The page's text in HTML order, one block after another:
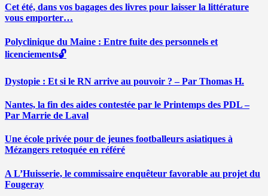
Cet été, dans vos bagages des livres pour laisser la littérature
vous emporter…
Polyclinique du Maine : Entre fuite des personnels et
licenciements🔓
Dystopie : Et si le RN arrive au pouvoir ? – Par Thomas H.
Nantes, la fin des aides contestée par le Printemps des PDL –
Par Marrie de Laval
Une école privée pour de jeunes footballeurs asiatiques à
Mézangers retoquée en référé
A L’Huisserie, le commissaire enquêteur favorable au projet du
Fougeray